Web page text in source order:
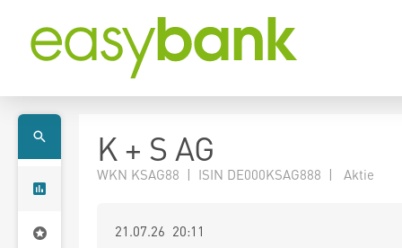
K + S AG
WKN KSAG88 | ISIN DE000KSAG888 | Aktie
21.07.26 20:11